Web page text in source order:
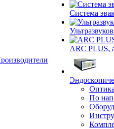
Система
ARC PLUS,
Оптика
По